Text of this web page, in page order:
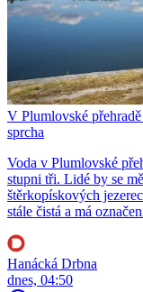
V Plumlovské
sprcha
Voda v Plumlovské
stupni tři. Lidé by se
štěrkopískových
stále čistá a má
Hanácká Drbna
dnes, 04:50